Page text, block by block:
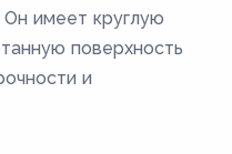
имеет круглую
поверхность
и